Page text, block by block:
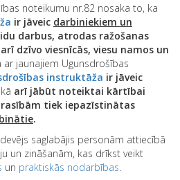
noteikumu nr.82 nosaka to, ka
ir jāveic darbiniekiem un
darbus, atrodas ražošanas
dzīvo viesnīcās, viesu namos un
ar jaunajiem Ugunsdrošības
instruktāža ir jāveic
arī jābūt noteiktai kārtībai
tiek iepazīstinātas
.
saglabājis personām attiecībā
un zināšanām, kas drīkst veikt
un praktiskās nodarbības